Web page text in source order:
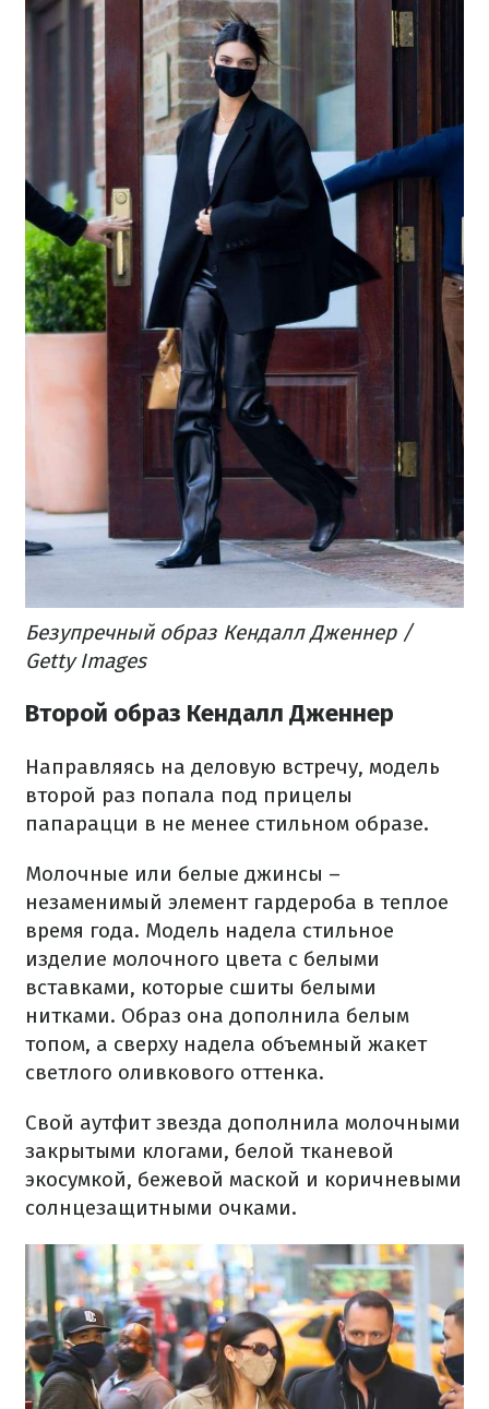
Безупречный образ Кендалл Дженнер /
Getty Images
Второй образ Кендалл Дженнер
Направляясь на деловую встречу, модель
второй раз попала под прицелы
папарацци в не менее стильном образе.
Молочные или белые джинсы –
незаменимый элемент гардероба в теплое
время года. Модель надела стильное
изделие молочного цвета с белыми
вставками, которые сшиты белыми
нитками. Образ она дополнила белым
топом, а сверху надела объемный жакет
светлого оливкового оттенка.
Свой аутфит звезда дополнила молочными
закрытыми клогами, белой тканевой
экосумкой, бежевой маской и коричневыми
солнцезащитными очками.